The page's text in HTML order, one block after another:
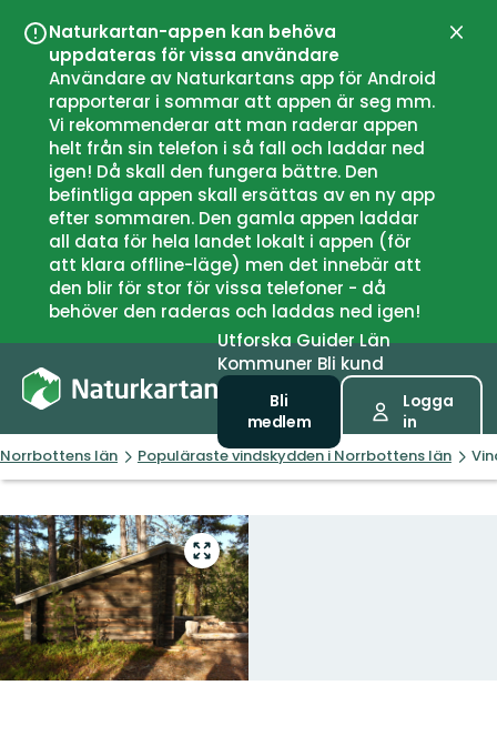
Naturkartan-appen kan behöva
uppdateras för vissa användare
Användare av Naturkartans app för Android
rapporterar i sommar att appen är seg mm.
Vi rekommenderar att man raderar appen
helt från sin telefon i så fall och laddar ned
igen! Då skall den fungera bättre. Den
befintliga appen skall ersättas av en ny app
efter sommaren. Den gamla appen laddar
all data för hela landet lokalt i appen (för
att klara offline-läge) men det innebär att
den blir för stor för vissa telefoner - då
behöver den raderas och laddas ned igen!
UtforskaGuiderLän
Kommuner Bli kund
Bli
medlem
Logga
in
Norrbottens län Populäraste vindskydden i Norrbottens län
Gå
till
helskärmsläge